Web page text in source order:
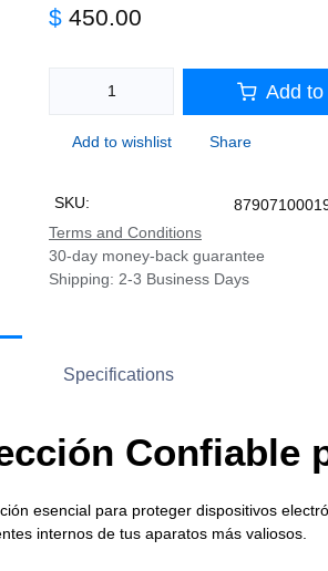
$ 450.00
Add
Add to wishlist Share
SKU:
Terms and Conditions
30-day money-back guarantee
Shipping: 2-3 Business Days
Specifications
Confiable
para proteger dispositivos
internos de tus aparatos más valiosos.